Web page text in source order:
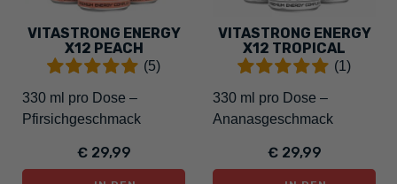
VITASTRONG ENERGY
X12 PEACH
(5)
330 ml pro Dose –
Pfirsichgeschmack
€ 29,99
VITASTRONG ENERGY
X12 TROPICAL
(1)
330 ml pro Dose –
Ananasgeschmack
€ 29,99